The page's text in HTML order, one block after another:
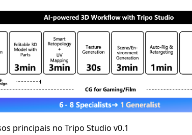
principais no Tripo Studio v0.1